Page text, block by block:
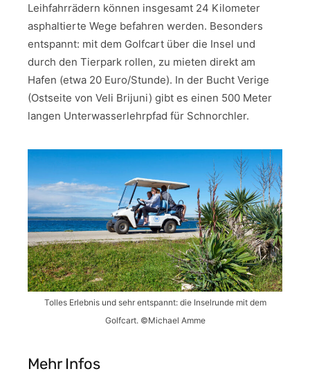
Leihfahrrädern können insgesamt 24 Kilometer
asphaltierte Wege befahren werden. Besonders
entspannt: mit dem Golfcart über die Insel und
durch den Tierpark rollen, zu mieten direkt am
Hafen (etwa 20 Euro/Stunde). In der Bucht Verige
(Ostseite von Veli Brijuni) gibt es einen 500 Meter
langen Unterwasserlehrpfad für Schnorchler.
Tolles Erlebnis und sehr entspannt: die Inselrunde mit dem
Golfcart. ©Michael Amme
Mehr Infos